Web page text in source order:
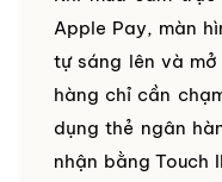
Apple Pay, màn
tự sáng lên và
hàng chỉ cần
dụng thẻ ngân
nhận bằng Touch